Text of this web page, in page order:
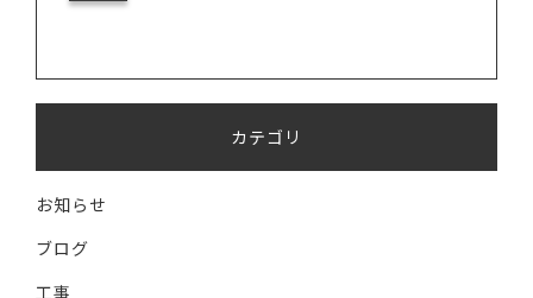
カテゴリ
お知らせ
ブログ
工事